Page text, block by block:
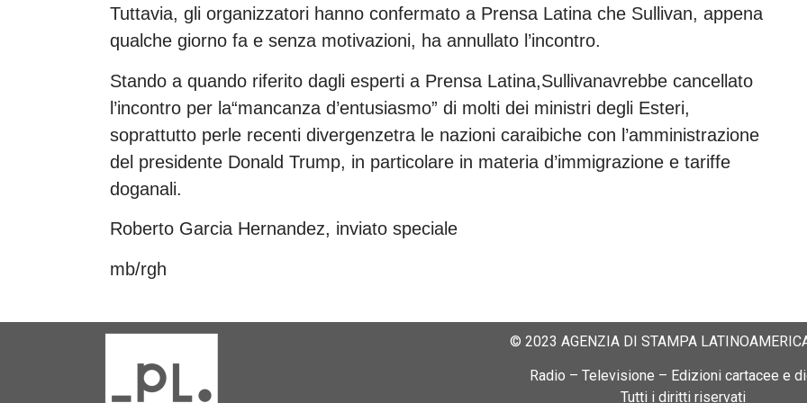
Tuttavia, gli organizzatori hanno confermato a Prensa Latina che Sullivan, appena
qualche giorno fa e senza motivazioni, ha annullato l’incontro.
Stando a quando riferito dagli esperti a Prensa Latina,Sullivanavrebbe cancellato
l’incontro per la“mancanza d’entusiasmo” di molti dei ministri degli Esteri,
soprattutto perle recenti divergenzetra le nazioni caraibiche con l’amministrazione
del presidente Donald Trump, in particolare in materia d’immigrazione e tariffe
doganali.
Roberto Garcia Hernandez, inviato speciale
mb/rgh
© 2023 AGENZIA DI STAMPA
Radio – Televisione – Edizioni cartacee e
Tutti i diritti riservati